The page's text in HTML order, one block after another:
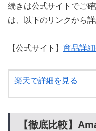
続きは公式サイトでご
は、以下のリンクから
【公式サイト】 商品詳細
楽天で詳細を見る
【徹底比較】